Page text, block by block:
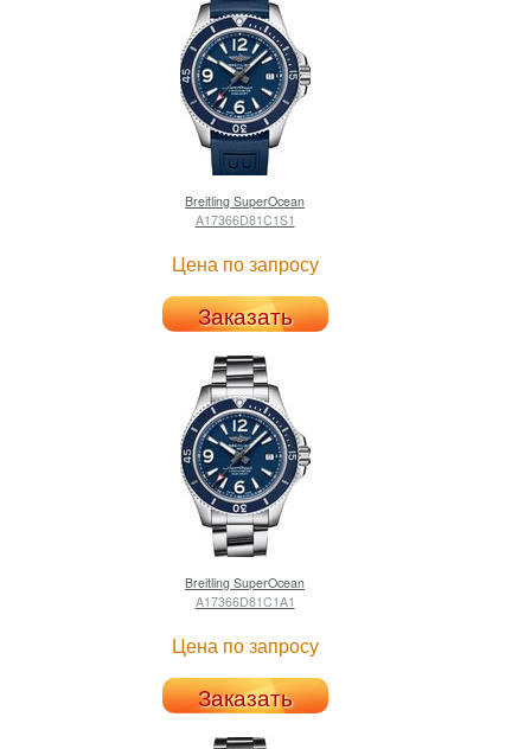
Breitling SuperOcean
A17366D81C1S1
Цена по запросу
Заказать
Breitling SuperOcean
A17366D81C1A1
Цена по запросу
Заказать